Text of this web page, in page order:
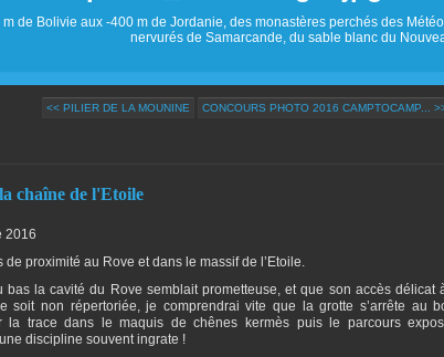
m de Bolivie aux -400 m de Jordanie, des monastères perchés des
nervurés de Samarcande, du sable blanc du
<< PILIER DE LA MOUNINE CONCOURS PHOTO 2016 CAMPTOCAMP...
chaîne de l'Etoile
2016
proximité au Rove et dans le massif de l’Etoile.
bas la cavité du Rove semblait prometteuse, et que son accès délicat
soit non répertoriée, je comprendrai vite que la grotte s’arrête au
la trace dans le maquis de chênes kermès puis le parcours
discipline souvent ingrate !